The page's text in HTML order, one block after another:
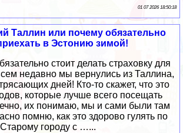
01 07 2026 18:50:18
Таллин или почему обязательно
в Эстонию зимой!
стоит делать страховку для
недавно мы вернулись из Таллина,
дней! Кто-то скажет, что это
которые лучше всего посещать
их понимаю, мы и сами были там
помню, как это здорово гулять по
Старому городу с …...